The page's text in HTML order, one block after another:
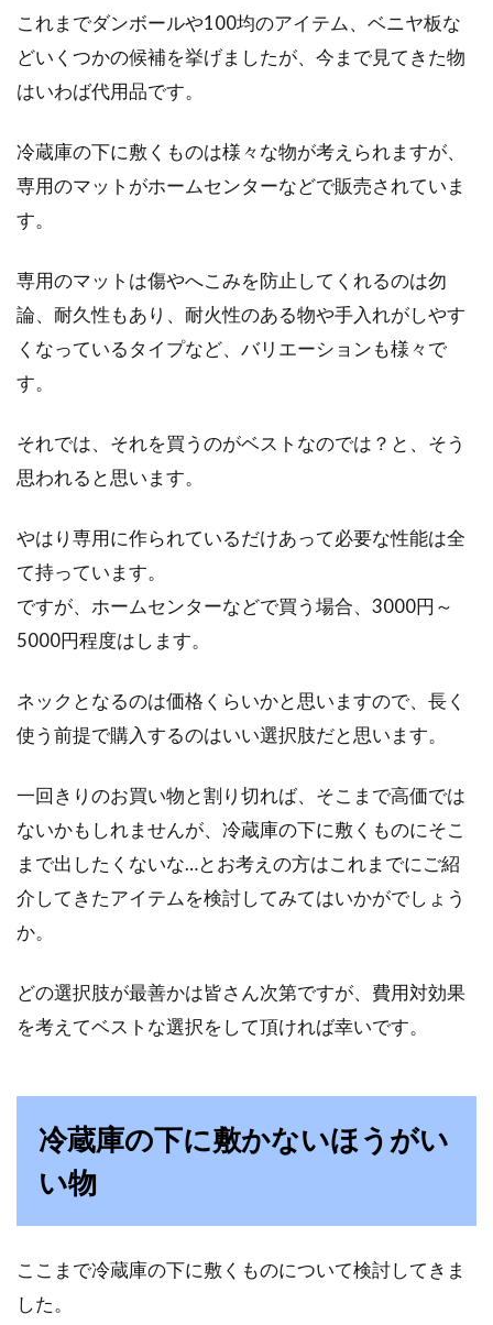
これまでダンボールや100均のアイテム、ベニヤ板な
どいくつかの候補を挙げましたが、今まで見てきた物
はいわば代用品です。
冷蔵庫の下に敷くものは様々な物が考えられますが、
専用のマットがホームセンターなどで販売されていま
す。
専用のマットは傷やへこみを防止してくれるのは勿
論、耐久性もあり、耐火性のある物や手入れがしやす
くなっているタイプなど、バリエーションも様々で
す。
それでは、それを買うのがベストなのでは？と、そう
思われると思います。
やはり専用に作られているだけあって必要な性能は全
て持っています。
ですが、ホームセンターなどで買う場合、3000円～
5000円程度はします。
ネックとなるのは価格くらいかと思いますので、長く
使う前提で購入するのはいい選択肢だと思います。
一回きりのお買い物と割り切れば、そこまで高価では
ないかもしれませんが、冷蔵庫の下に敷くものにそこ
まで出したくないな…とお考えの方はこれまでにご紹
介してきたアイテムを検討してみてはいかがでしょう
か。
どの選択肢が最善かは皆さん次第ですが、費用対効果
を考えてベストな選択をして頂ければ幸いです。
冷蔵庫の下に敷かないほうがい
い物
ここまで冷蔵庫の下に敷くものについて検討してきま
した。